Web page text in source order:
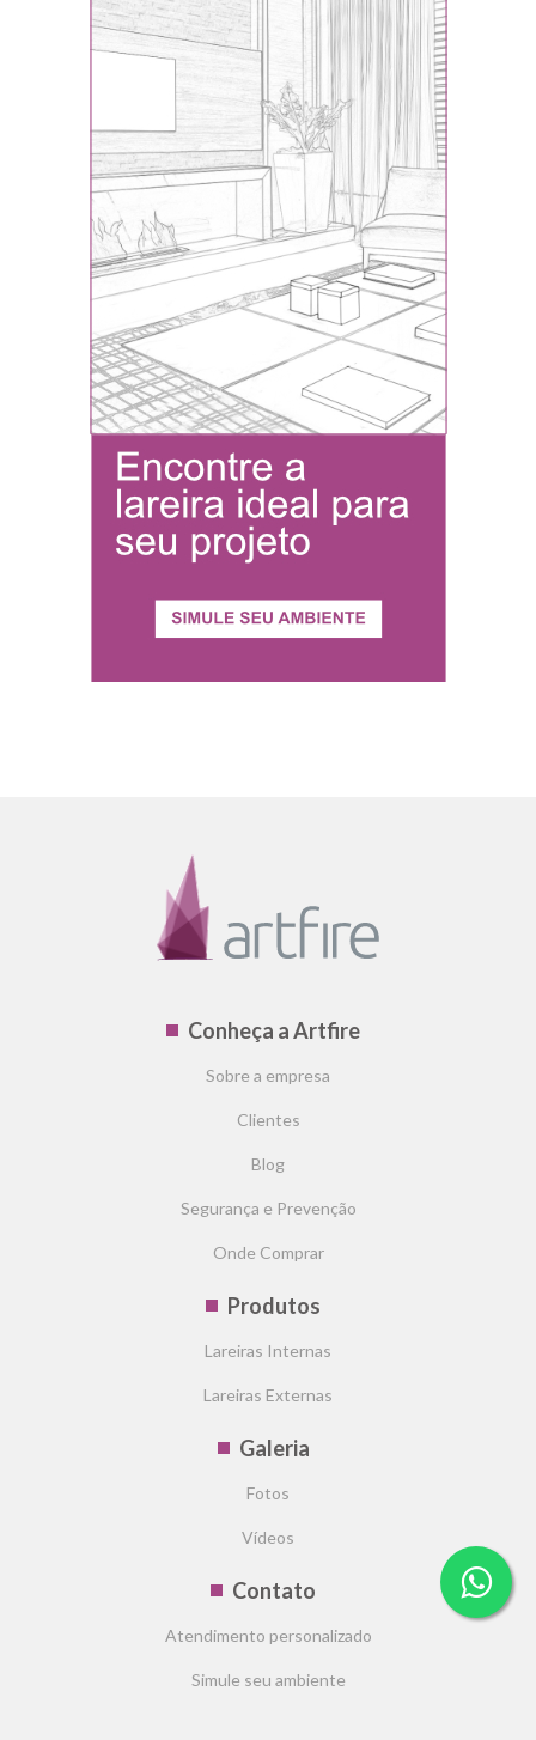
Conheça a Artfire
Sobre a empresa
Clientes
Blog
Segurança e Prevenção
Onde Comprar
Produtos
Lareiras Internas
Lareiras Externas
Galeria
Fotos
Vídeos
Contato
Atendimento personalizado
Simule seu ambiente